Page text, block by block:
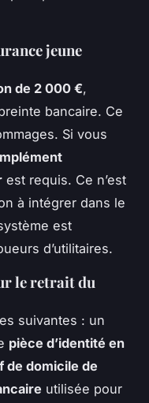
jeune
de 2 000 €,
bancaire. Ce
Si vous
est requis. Ce n’est
à intégrer dans le
est
d’utilitaires.
le retrait du
suivantes : un
pièce d’identité en
de domicile de
utilisée pour